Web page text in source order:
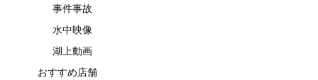
事件事故
水中映像
湖上動画
おすすめ店舗